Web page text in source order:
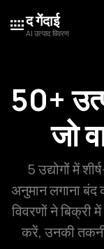
द गेंदाई
AI उत्पाद विवरण
50+
जो
5 उद्योगों में
अनुमान लगाना बंद
विवरणों ने बिक्री
करें, उनकी